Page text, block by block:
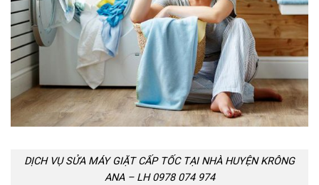
DỊCH VỤ SỬA MÁY GIẶT CẤP TỐC TẠI NHÀ HUYỆN KRÔNG
ANA – LH 0978 074 974